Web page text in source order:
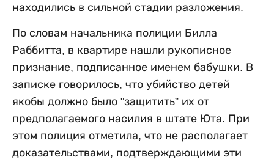
находились в сильной стадии разложения.
По словам начальника полиции Билла
Раббитта, в квартире нашли рукописное
признание, подписанное именем бабушки. В
записке говорилось, что убийство детей
якобы должно было "защитить” их от
предполагаемого насилия в штате Юта. При
этом полиция отметила, что не располагает
доказательствами, подтверждающими эти